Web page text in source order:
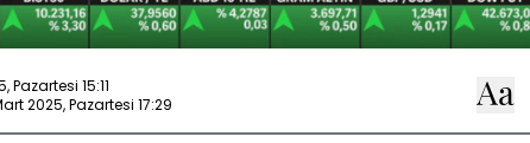
Pazartesi 15:11
2025, Pazartesi 17:29